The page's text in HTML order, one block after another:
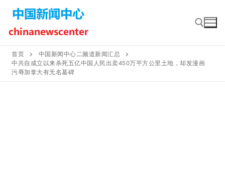
content
Search for:
首页
中国新闻中心二频道新闻汇总
中共自成立以来杀死五亿中国人民出卖450万平方公里土地，却发漫画
污辱加拿大有无名墓碑